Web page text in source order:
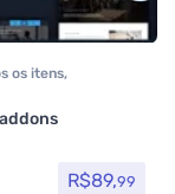
os itens,
R$89,99